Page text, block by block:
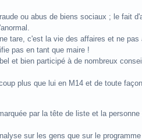
ou abus de biens sociaux ; le fait
tare, c'est la vie des affaires et ne
pas en tant que maire !
et bien participé à de nombreux
plus que lui en M14 et de toute
par la tête de liste et la
sur les gens que sur le